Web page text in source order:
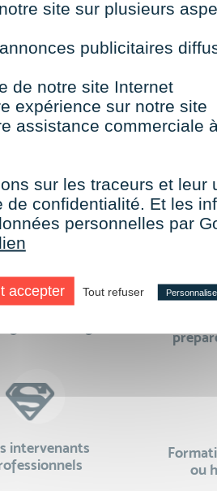
TOUTES NOS FORMATIONS
le choix de VISIPLUS
réalisables
intervenants
ou
site sur plusieurs
publicitaires
de notre site Internet
expérience sur notre site
assistance commerciale
sur les traceurs et
de confidentialité. Et les
personnelles par
lien
accepter Tout refuser